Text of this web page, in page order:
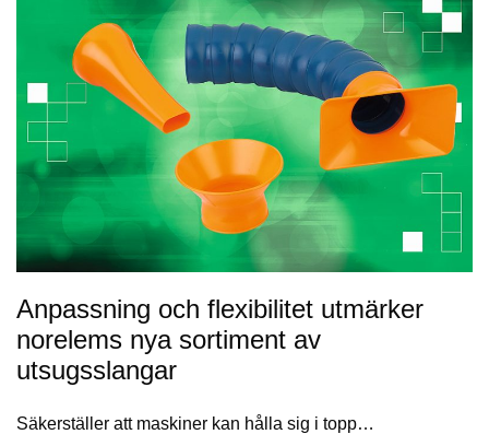
Anpassning och flexibilitet utmärker
norelems nya sortiment av
utsugsslangar
Säkerställer att maskiner kan hålla sig i topp…